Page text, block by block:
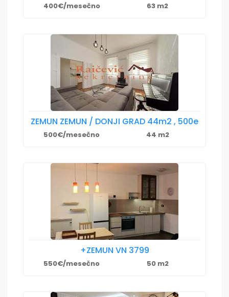
400€/mesečno 63 m2
ZEMUN ZEMUN / DONJI GRAD 44m2 , 500e
500€/mesečno 44 m2
+ZEMUN VN 3799
550€/mesečno 50 m2